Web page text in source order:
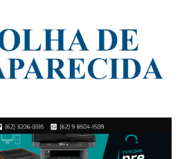
Folha de
Aparecida
Notícias
de
Aparecida
de